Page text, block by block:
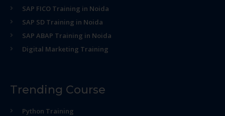
SAP FICO Training in Noida
SAP SD Training in Noida
SAP ABAP Training in Noida
Digital Marketing Training
Trending Course
Python Training